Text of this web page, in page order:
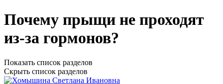
Почему прыщи не проходят
из-за гормонов?
Показать список разделов
Скрыть список разделов